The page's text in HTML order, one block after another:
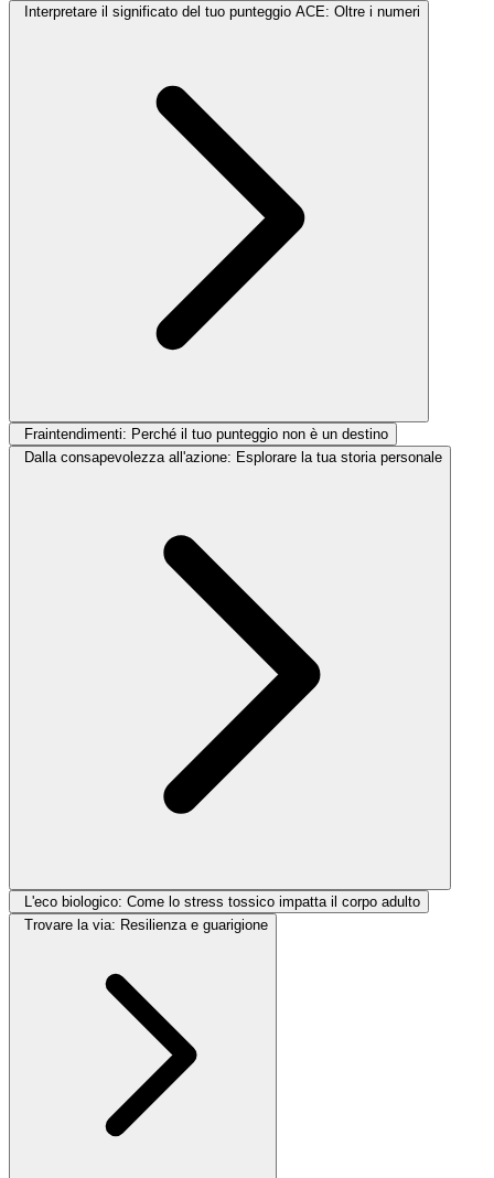
Interpretare il significato del tuo punteggio ACE: Oltre i numeri
Fraintendimenti: Perché il tuo punteggio non è un destino
Dalla consapevolezza all'azione: Esplorare la tua storia personale
L'eco biologico: Come lo stress tossico impatta il corpo adulto
Trovare la via: Resilienza e guarigione